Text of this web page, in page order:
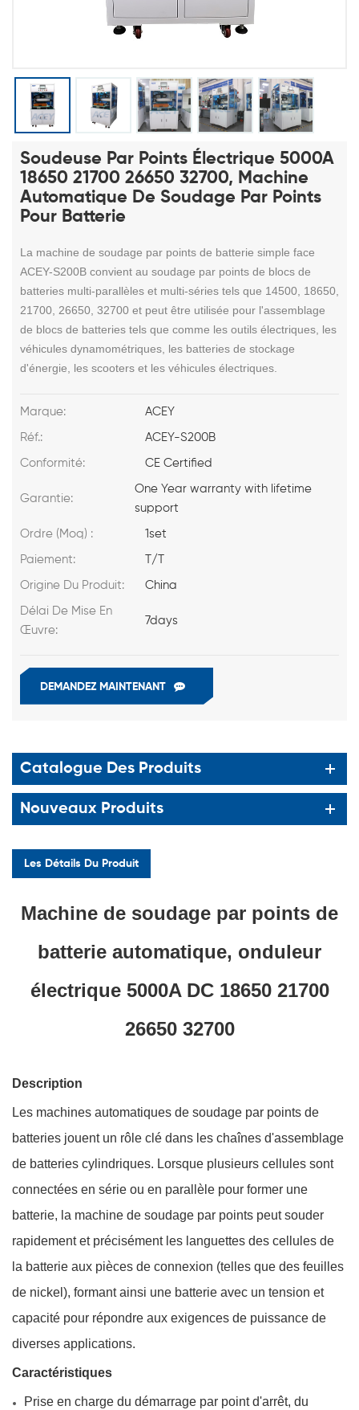
Soudeuse Par Points Électrique 5000A
18650 21700 26650 32700, Machine
Automatique De Soudage Par Points
Pour Batterie
La machine de soudage par points de batterie simple face
ACEY-S200B convient au soudage par points de blocs de
batteries multi-parallèles et multi-séries tels que 14500, 18650,
21700, 26650, 32700 et peut être utilisée pour l'assemblage
de blocs de batteries tels que comme les outils électriques, les
véhicules dynamométriques, les batteries de stockage
d'énergie, les scooters et les véhicules électriques.
Marque: ACEY
Réf.: ACEY-S200B
Conformité: CE Certified
Garantie:
One Year warranty with lifetime
support
Ordre (Moq) : 1set
Paiement: T/T
Origine Du Produit: China
Délai De Mise En
Œuvre:
7days
DEMANDEZ MAINTENANT
Catalogue Des Produits
Nouveaux Produits
Les Détails Du Produit
Machine de soudage par points de
batterie automatique, onduleur
électrique 5000A DC 18650 21700
26650 32700
Description
Les machines automatiques de soudage par points de
batteries jouent un rôle clé dans les chaînes d'assemblage
de batteries cylindriques. Lorsque plusieurs cellules sont
connectées en série ou en parallèle pour former une
batterie, la machine de soudage par points peut souder
rapidement et précisément les languettes des cellules de
la batterie aux pièces de connexion (telles que des feuilles
de nickel), formant ainsi une batterie avec un tension et
capacité pour répondre aux exigences de puissance de
diverses applications.
Caractéristiques
Prise en charge du démarrage par point d'arrêt, du